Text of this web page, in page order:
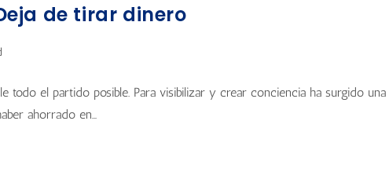
de tirar dinero
todo el partido posible. Para visibilizar y crear conciencia ha surgido una
ahorrado en…